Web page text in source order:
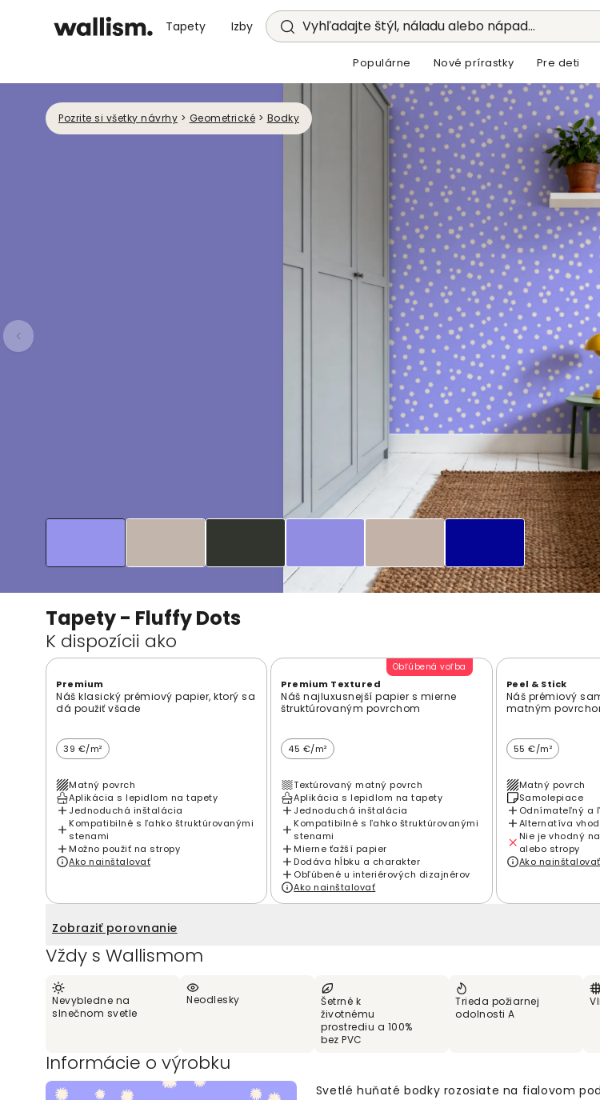
Tapety Izby Vyhľadajte štýl, náladu alebo nápad...
Populárne Nové prírastky Pre deti
Pozrite si všetky návrhy > Geometrické > Bodky
Tapety - Fluffy Dots
K dispozícii ako
Premium
Náš klasický prémiový papier, ktorý sa
dá použiť všade
39 €/m²
Matný povrch
Aplikácia s lepidlom na tapety
Jednoduchá inštalácia
Kompatibilné s ľahko štruktúrovanými
stenami
Možno použiť na stropy
Ako nainštalovať
Obľúbená voľba
Premium Textured
Náš najluxusnejší papier s mierne
štruktúrovaným povrchom
45 €/m²
Textúrovaný matný povrch
Aplikácia s lepidlom na tapety
Jednoduchá inštalácia
Kompatibilné s ľahko štruktúrovanými
stenami
Mierne ťažší papier
Dodáva hĺbku a charakter
Obľúbené u interiérových dizajnérov
Ako nainštalovať
Peel & Stick
Náš prémiový
matným
55 €/m²
Matný povrch
Samolepiace
Odnímateľný a
Alternatíva
Nie je vhodný
alebo stropy
Ako nainštalovať
Zobraziť porovnanie
Vždy s Wallismom
Nevybledne na
slnečnom svetle
Neodlesky
Šetrné k
životnému
prostrediu a 100%
bez PVC
Trieda požiarnej
odolnosti A
Informácie o výrobku
Svetlé huňaté bodky rozosiate na fialovom